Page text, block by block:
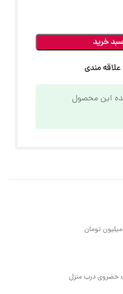
خرید
مندی
این محصول
حضروی درب منزل